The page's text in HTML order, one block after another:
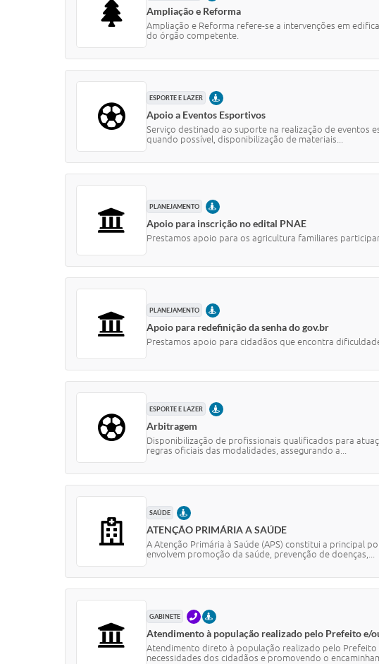
Ampliação e Reforma
Ampliação e Reforma refere-se a intervenções em
do órgão competente.
ESPORTE E LAZER PRESENCIAL
Apoio a Eventos Esportivos
Serviço destinado ao suporte na realização de eventos
quando possível, disponibilização de materiais...
PLANEJAMENTO PRESENCIAL
Apoio para inscrição no edital PNAE
Prestamos apoio para os agricultura familiares
PLANEJAMENTO PRESENCIAL
Apoio para redefinição da senha do gov.br
Prestamos apoio para cidadãos que encontra
ESPORTE E LAZER PRESENCIAL
Arbitragem
Disponibilização de profissionais qualificados para
regras oficiais das modalidades, assegurando a...
SAÚDE PRESENCIAL
ATENÇÃO PRIMÁRIA A SAÚDE
A Atenção Primária à Saúde (APS) constitui a principal
envolvem promoção da saúde, prevenção de doenças,...
GABINETE TELEFONEPRESENCIAL
Atendimento à população realizado pelo Prefeito e/
Atendimento direto à população realizado pelo
necessidades dos cidadãos e promovendo o